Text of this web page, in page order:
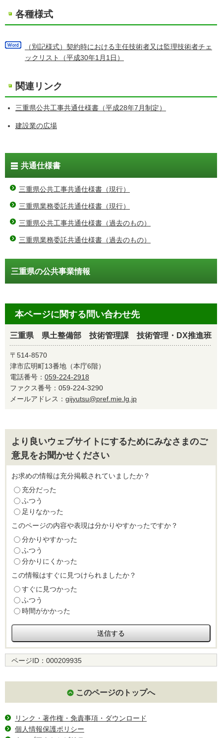
各種様式
（別記様式）契約時における主任技術者又は監理技術者チェ
ックリスト（平成30年1月1日）
関連リンク
三重県公共工事共通仕様書（平成28年7月制定）
建設業の広場
共通仕様書
三重県公共工事共通仕様書（現行）
三重県業務委託共通仕様書（現行）
三重県公共工事共通仕様書（過去のもの）
三重県業務委託共通仕様書（過去のもの）
三重県の公共事業情報
本ページに関する問い合わせ先
三重県 県土整備部 技術管理課 技術管理・DX推進班
〒514-8570
津市広明町13番地（本庁6階）
電話番号： 059-224-2918
ファクス番号：059-224-3290
メールアドレス： gijyutsu@pref.mie.lg.jp
より良いウェブサイトにするためにみなさまのご
意見をお聞かせください
お求めの情報は充分掲載されていましたか？
充分だった
ふつう
足りなかった
このページの内容や表現は分かりやすかったですか？
分かりやすかった
ふつう
分かりにくかった
この情報はすぐに見つけられましたか？
すぐに見つかった
ふつう
時間がかかった
ページID： 000209935
このページのトップへ
リンク・著作権・免責事項・ダウンロード
個人情報保護ポリシー